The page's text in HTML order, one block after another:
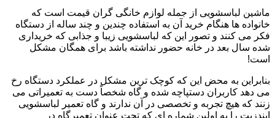
ماشین لباسشویی از جمله لوازم خانگی گران قیمت است که
خانواده ها هنگام خرید آن به استفاده چندین و چند ساله از دستگاه
فکر می کنند و تصور این که لباسشویی زیبا و جذابی که خریداری
شده سال بعد در خانه حضور نداشته باشد برای همگان مشکل
است!
بنابراین به محض این که کوچک ترین مشکل در عملکرد دستگاه رخ
می دهد کاربران دستپاچه شده و گاه شخصاً دست به تعمیراتی می
زنند که هیچ تجربه و تخصصی در آن ندارند و گاه تعمیر لباسشویی
ایندزیت را به اولین شماره ای که تحت عنوان تعمیرگاه در